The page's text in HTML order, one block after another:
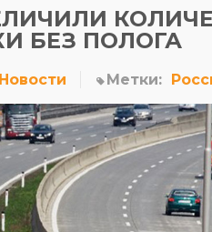
БЕЗ ПОЛОГА
Новости Метки: